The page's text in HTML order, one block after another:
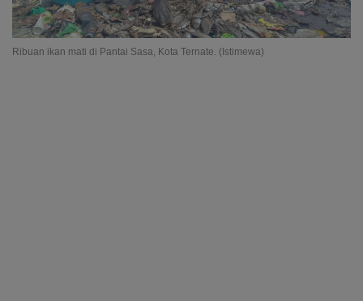
Ribuan ikan mati di Pantai Sasa, Kota Ternate. (Istimewa)